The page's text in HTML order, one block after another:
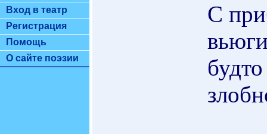
Вход в театр
Регистрация
Помощь
О сайте поэзии
С